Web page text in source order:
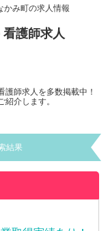
かみ町の求人情報
看護師求人
師求人を多数掲載中！
介します。
結果